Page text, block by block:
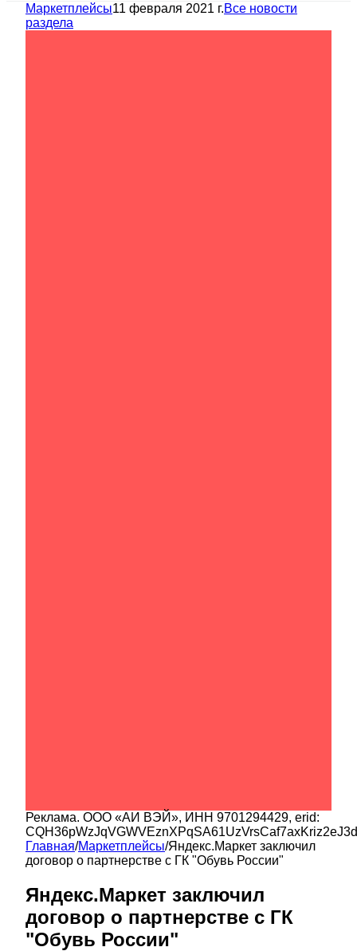
Маркетплейсы11 февраля 2021 г.Все новости
раздела
Реклама. ООО «АИ ВЭЙ», ИНН 9701294429, erid:
Главная/Маркетплейсы/Яндекс.Маркет заключил
договор о партнерстве с ГК "Обувь России"
Яндекс.Маркет заключил
договор о партнерстве с ГК
"Обувь России"